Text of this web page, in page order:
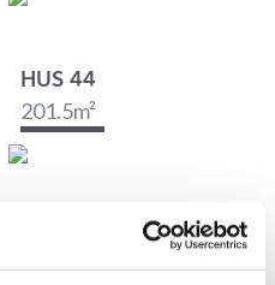
HUS 44
201.5m²
196.5m²